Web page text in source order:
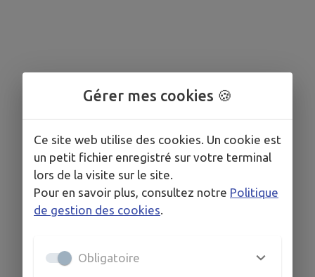
Gérer mes cookies 🍪
Ce site web utilise des cookies. Un cookie est
un petit fichier enregistré sur votre terminal
lors de la visite sur le site.
Pour en savoir plus, consultez notre Politique
de gestion des cookies
Obligatoire